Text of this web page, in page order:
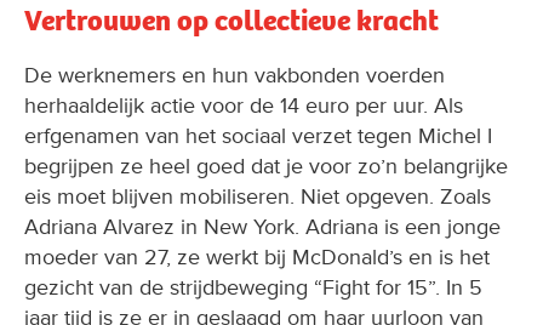
Vertrouwen op collectieve kracht
De werknemers en hun vakbonden voerden
herhaaldelijk actie voor de 14 euro per uur. Als
erfgenamen van het sociaal verzet tegen Michel I
begrijpen ze heel goed dat je voor zo’n belangrijke
eis moet blijven mobiliseren. Niet opgeven. Zoals
Adriana Alvarez in New York. Adriana is een jonge
moeder van 27, ze werkt bij McDonald’s en is het
gezicht van de strijdbeweging “Fight for 15”. In 5
jaar tijd is ze er in geslaagd om haar uurloon van